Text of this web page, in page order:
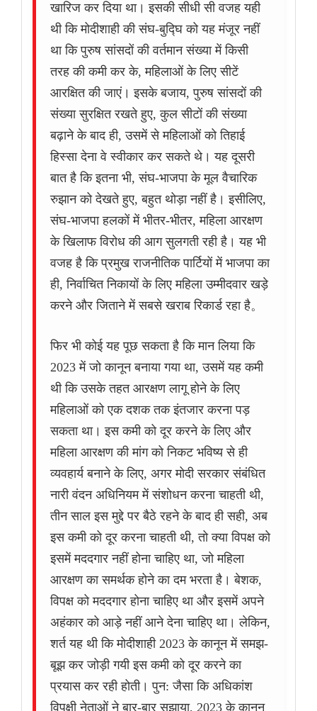
खारिज कर दिया था। इसकी सीधी सी वजह यही
थी कि मोदीशाही की संघ-बुद्घि को यह मंजूर नहीं
था कि पुरुष सांसदों की वर्तमान संख्या में किसी
तरह की कमी कर के, महिलाओं के लिए सीटें
आरक्षित की जाएं। इसके बजाय, पुरुष सांसदों की
संख्या सुरक्षित रखते हुए, कुल सीटों की संख्या
बढ़ाने के बाद ही, उसमें से महिलाओं को तिहाई
हिस्सा देना वे स्वीकार कर सकते थे। यह दूसरी
बात है कि इतना भी, संघ-भाजपा के मूल वैचारिक
रुझान को देखते हुए, बहुत थोड़ा नहीं है। इसीलिए,
संघ-भाजपा हलकों में भीतर-भीतर, महिला आरक्षण
के खिलाफ विरोध की आग सुलगती रही है। यह भी
वजह है कि प्रमुख राजनीतिक पार्टियों में भाजपा का
ही, निर्वाचित निकायों के लिए महिला उम्मीदवार खड़े
करने और जिताने में सबसे खराब रिकार्ड रहा है。
फिर भी कोई यह पूछ सकता है कि मान लिया कि
2023 में जो कानून बनाया गया था, उसमें यह कमी
थी कि उसके तहत आरक्षण लागू होने के लिए
महिलाओं को एक दशक तक इंतजार करना पड़
सकता था। इस कमी को दूर करने के लिए और
महिला आरक्षण की मांग को निकट भविष्य से ही
व्यवहार्य बनाने के लिए, अगर मोदी सरकार संबंधित
नारी वंदन अधिनियम में संशोधन करना चाहती थी,
तीन साल इस मुद्दे पर बैठे रहने के बाद ही सही, अब
इस कमी को दूर करना चाहती थी, तो क्या विपक्ष को
इसमें मददगार नहीं होना चाहिए था, जो महिला
आरक्षण का समर्थक होने का दम भरता है। बेशक,
विपक्ष को मददगार होना चाहिए था और इसमें अपने
अहंकार को आड़े नहीं आने देना चाहिए था। लेकिन,
शर्त यह थी कि मोदीशाही 2023 के कानून में समझ-
बूझ कर जोड़ी गयी इस कमी को दूर करने का
प्रयास कर रही होती। पुन: जैसा कि अधिकांश
विपक्षी नेताओं ने बार-बार सुझाया, 2023 के कानून